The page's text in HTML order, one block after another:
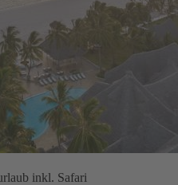
inkl. Safari